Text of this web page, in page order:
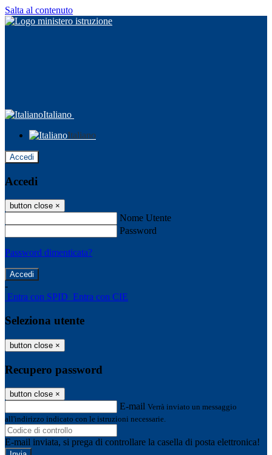
Salta al contenuto
Italiano
Italiano
Accedi
Accedi
button close ×
Nome Utente
Password
Password dimenticata?
-
Entra con SPID Entra con CIE
Seleziona utente
button close ×
Recupero password
button close ×
E-mail Verrà inviato un messaggio
all'indirizzo indicato con le istruzioni necessarie.
E-mail inviata, si prega di controllare la casella di posta elettronica!